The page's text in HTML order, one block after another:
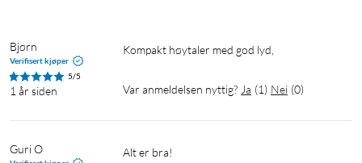
Bjørn
Verifisert kjøper
5/5
1 år siden
Kompakt høytaler med god lyd,
Var anmeldelsen nyttig? Ja (1) Nei (0)
Guri O Alt er bra!